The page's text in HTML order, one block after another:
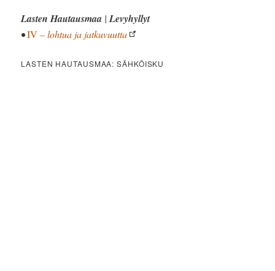
Lasten Hautausmaa |Levyhyllyt
•IV – lohtua ja jatkuvuutta
LASTEN HAUTAUSMAA: SÄHKÖISKU